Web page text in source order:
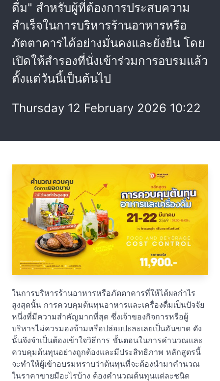
ดื่ม" สำหรับผู้ที่ต้องการประสบความ
สำเร็จในการบริหารร้านอาหารหรือ
ภัตตาคารได้อย่างมั่นคงและยั่งยืน โดย
เปิดให้สำรองที่นั่งเข้าร่วมการอบรมแล้ว
ตั้งแต่วันนี้เป็นต้นไป
Thursday 12 February 2026 10:22
ในการบริหารร้านอาหารหรือภัตตาคารที่ให้ได้ผลกำไร
สูงสุดนั้น การควบคุมต้นทุนอาหารและเครื่องดื่มเป็นปัจจัย
หนึ่งที่มีความสำคัญมากที่สุด ซึ่งเจ้าของกิจการหรือผู้
บริหารไม่ควรมองข้ามหรือปล่อยปะละเลยเป็นอันขาด ดัง
นั้นจึงจำเป็นต้องเข้าใจวิธีการ ขั้นตอนในการคำนวณและ
ควบคุมต้นทุนอย่างถูกต้องและมีประสิทธิภาพ หลักสูตรนี้
จะทำให้ผู้เข้าอบรมทราบว่าต้นทุนที่จะต้องนำมาคำนวณ
ในราคาขายมีอะไรบ้าง ต้องคำนวณต้นทุนแต่ละชนิด